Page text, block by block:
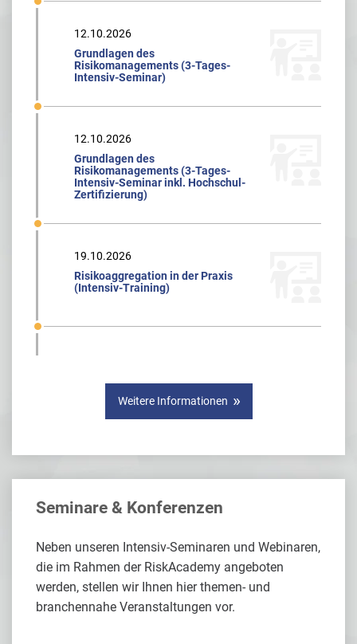
12.10.2026
Grundlagen des
Risikomanagements (3-Tages-
Intensiv-Seminar)
12.10.2026
Grundlagen des
Risikomanagements (3-Tages-
Intensiv-Seminar inkl. Hochschul-
Zertifizierung)
19.10.2026
Risikoaggregation in der Praxis
(Intensiv-Training)
Weitere Informationen
Seminare & Konferenzen
Neben unseren Intensiv-Seminaren und Webinaren,
die im Rahmen der RiskAcademy angeboten
werden, stellen wir Ihnen hier themen- und
branchennahe Veranstaltungen vor.